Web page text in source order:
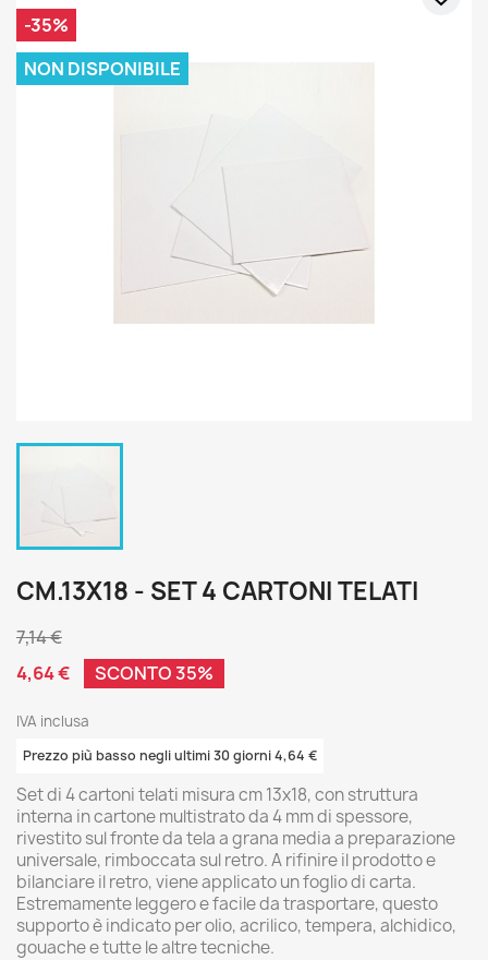
-35%
NON DISPONIBILE
CM.13X18 - SET 4 CARTONI TELATI
7,14 €
4,64 €
SCONTO 35%
IVA inclusa
Prezzo più basso negli ultimi 30 giorni 4,64 €
Set di 4 cartoni telati misura cm 13x18, con struttura
interna in cartone multistrato da 4 mm di spessore,
rivestito sul fronte da tela a grana media a preparazione
universale, rimboccata sul retro. A rifinire il prodotto e
bilanciare il retro, viene applicato un foglio di carta.
Estremamente leggero e facile da trasportare, questo
supporto è indicato per olio, acrilico, tempera, alchidico,
gouache e tutte le altre tecniche.